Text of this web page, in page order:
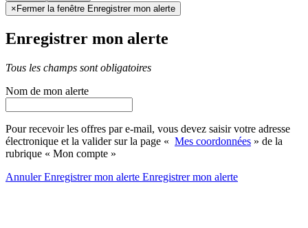
× Fermer la fenêtre Enregistrer mon alerte
Enregistrer mon alerte
Tous les champs sont obligatoires
Nom de mon alerte
Pour recevoir les offres par e-mail, vous devez saisir votre adresse
électronique et la valider sur la page « Mes coordonnées » de la
rubrique « Mon compte »
AnnulerEnregistrer mon alerte Enregistrermon alerte